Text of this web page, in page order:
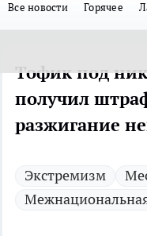
Все новости Горячее
Тофик под
получил
разжигание
Экстремизм